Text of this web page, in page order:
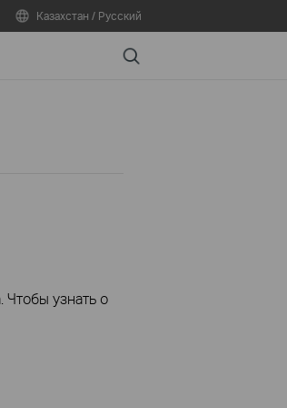
Казахстан / Русский
Search
Чтобы узнать о